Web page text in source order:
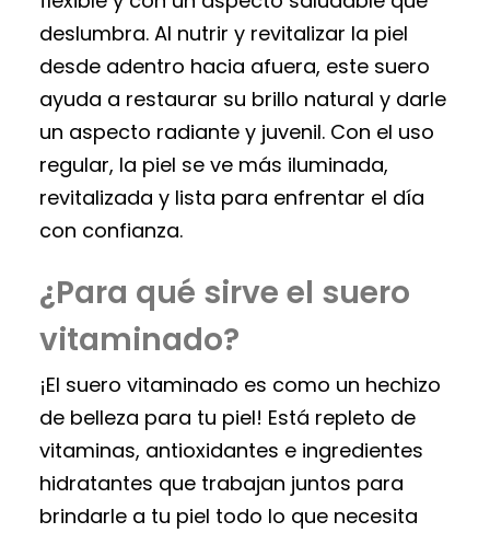
deslumbra. Al nutrir y revitalizar la piel
desde adentro hacia afuera, este suero
ayuda a restaurar su brillo natural y darle
un aspecto radiante y juvenil. Con el uso
regular, la piel se ve más iluminada,
revitalizada y lista para enfrentar el día
con confianza.
¿Para qué sirve el suero
vitaminado?
¡El suero vitaminado es como un hechizo
de belleza para tu piel! Está repleto de
vitaminas, antioxidantes e ingredientes
hidratantes que trabajan juntos para
brindarle a tu piel todo lo que necesita